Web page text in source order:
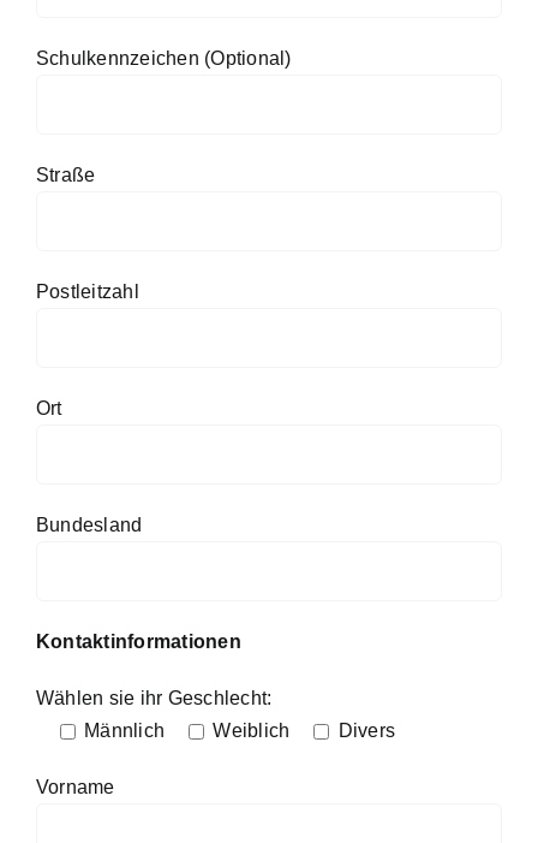
Schulkennzeichen (Optional)
Straße
Postleitzahl
Ort
Bundesland
Kontaktinformationen
Wählen sie ihr Geschlecht:
Männlich
Weiblich Divers
Vorname